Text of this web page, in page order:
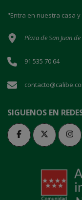
"Entra en nuestra casa
Plaza de San Juan
91 535 70 64
SIGUENOS EN